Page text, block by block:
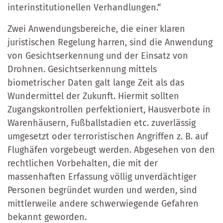
interinstitutionellen Verhandlungen.“
Zwei Anwendungsbereiche, die einer klaren
juristischen Regelung harren, sind die Anwendung
von Gesichtserkennung und der Einsatz von
Drohnen. Gesichtserkennung mittels
biometrischer Daten galt lange Zeit als das
Wundermittel der Zukunft. Hiermit sollten
Zugangskontrollen perfektioniert, Hausverbote in
Warenhäusern, Fußballstadien etc. zuverlässig
umgesetzt oder terroristischen Angriffen z. B. auf
Flughäfen vorgebeugt werden. Abgesehen von den
rechtlichen Vorbehalten, die mit der
massenhaften Erfassung völlig unverdächtiger
Personen begründet wurden und werden, sind
mittlerweile andere schwerwiegende Gefahren
bekannt geworden.